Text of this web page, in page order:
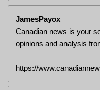
JamesPayox
Canadian news is your
opinions and analysis
https://